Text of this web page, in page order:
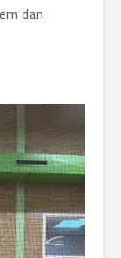
dan